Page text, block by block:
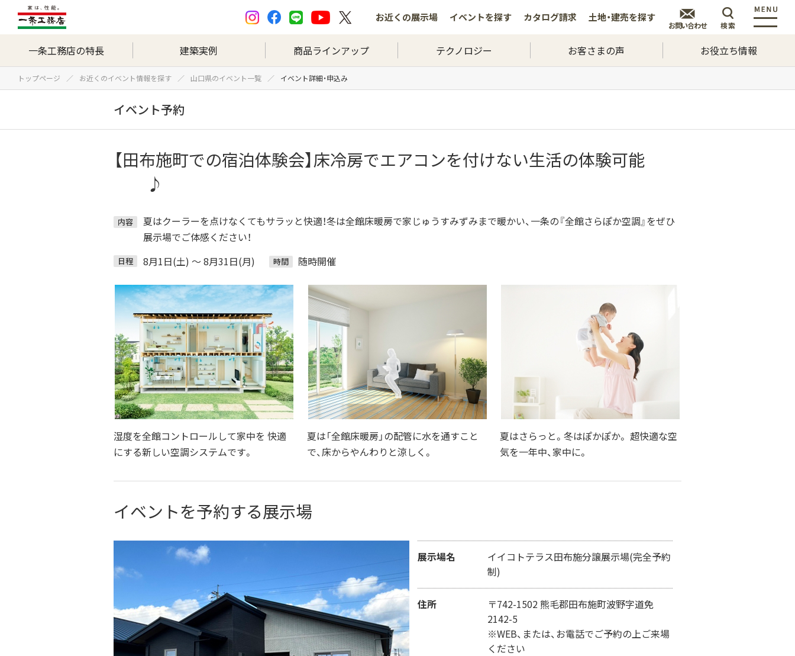
お近くの展示場 イベントを探す カタログ請求 土地・建売を探す
お問い合わせ 検索
一条工務店の特長 建築実例 商品ラインアップ テクノロジー お客さまの声 お役立ち情報
トップページ お近くのイベント情報を探す 山口県のイベント一覧 イベント詳細・申込み
イベント予約
【田布施町での宿泊体験会】床冷房でエアコンを付けない生活の体験可能
♪
内容
夏はクーラーを点けなくてもサラッと快適！冬は全館床暖房で家じゅうすみずみまで暖かい、一条の『全館さらぽか空調』をぜひ
展示場でご体感ください！
日程 8月1日(土) ～ 8月31日(月) 時間 随時開催
湿度を全館コントロールして家中を 快適
にする新しい空調システムです。
夏は「全館床暖房」の配管に水を通すこと
で、床からやんわりと涼しく。
夏はさらっと。冬はぽかぽか。 超快適な空
気を一年中、家中に。
イベントを予約する展示場
展示場名
イイコトテラス田布施分譲展示場(完全予約
制)
住所
〒742-1502 熊毛郡田布施町波野字道免
2142-5
※WEB、または、お電話でご予約の上ご来場
ください